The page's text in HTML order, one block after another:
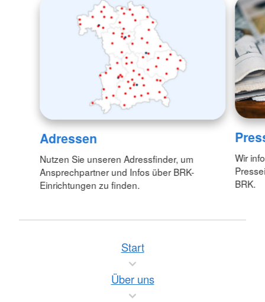
Adressen
Nutzen Sie unseren Adressfinder, um
Ansprechpartner und Infos über BRK-
Einrichtungen zu finden.
Wir
BRK.
Start
Über uns